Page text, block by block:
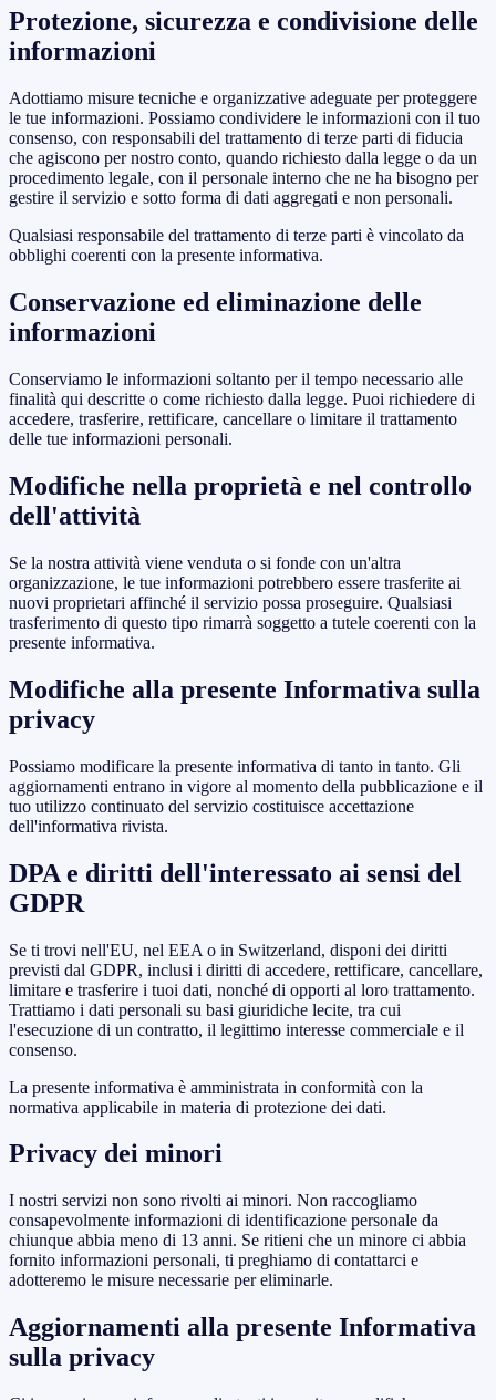
Protezione, sicurezza e condivisione delle
informazioni
Adottiamo misure tecniche e organizzative adeguate per proteggere
le tue informazioni. Possiamo condividere le informazioni con il tuo
consenso, con responsabili del trattamento di terze parti di fiducia
che agiscono per nostro conto, quando richiesto dalla legge o da un
procedimento legale, con il personale interno che ne ha bisogno per
gestire il servizio e sotto forma di dati aggregati e non personali.
Qualsiasi responsabile del trattamento di terze parti è vincolato da
obblighi coerenti con la presente informativa.
Conservazione ed eliminazione delle
informazioni
Conserviamo le informazioni soltanto per il tempo necessario alle
finalità qui descritte o come richiesto dalla legge. Puoi richiedere di
accedere, trasferire, rettificare, cancellare o limitare il trattamento
delle tue informazioni personali.
Modifiche nella proprietà e nel controllo
dell'attività
Se la nostra attività viene venduta o si fonde con un'altra
organizzazione, le tue informazioni potrebbero essere trasferite ai
nuovi proprietari affinché il servizio possa proseguire. Qualsiasi
trasferimento di questo tipo rimarrà soggetto a tutele coerenti con la
presente informativa.
Modifiche alla presente Informativa sulla
privacy
Possiamo modificare la presente informativa di tanto in tanto. Gli
aggiornamenti entrano in vigore al momento della pubblicazione e il
tuo utilizzo continuato del servizio costituisce accettazione
dell'informativa rivista.
DPA e diritti dell'interessato ai sensi del
GDPR
Se ti trovi nell'EU, nel EEA o in Switzerland, disponi dei diritti
previsti dal GDPR, inclusi i diritti di accedere, rettificare, cancellare,
limitare e trasferire i tuoi dati, nonché di opporti al loro trattamento.
Trattiamo i dati personali su basi giuridiche lecite, tra cui
l'esecuzione di un contratto, il legittimo interesse commerciale e il
consenso.
La presente informativa è amministrata in conformità con la
normativa applicabile in materia di protezione dei dati.
Privacy dei minori
I nostri servizi non sono rivolti ai minori. Non raccogliamo
consapevolmente informazioni di identificazione personale da
chiunque abbia meno di 13 anni. Se ritieni che un minore ci abbia
fornito informazioni personali, ti preghiamo di contattarci e
adotteremo le misure necessarie per eliminarle.
Aggiornamenti alla presente Informativa
sulla privacy